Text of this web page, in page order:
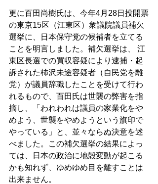
更に百田尚樹氏は、今年4月28日投開票
の東京15区（江東区）衆議院議員補欠
選挙に、日本保守党の候補者を立てる
ことを明言しました。補欠選挙は、 江
東区長選での買収容疑により逮捕・起
訴された柿沢未途容疑者（自民党を離
党）が議員辞職したことを受けて行わ
れるもので、百田氏は世襲の弊害を指
摘し、「われわれは議員の家業化をや
めよう、世襲をやめようという旗印で
やっている」と、並々ならぬ決意を述
べました。この補欠選挙の結果によっ
ては、日本の政治に地殻変動が起こる
かも知れず、ゆめゆめ目を離すことは
出来ません。